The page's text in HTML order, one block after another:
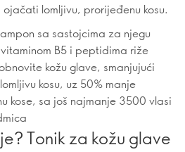
lomljivu, prorijeđenu kosu.
sa sastojcima za njegu
B5 i peptidima riže
kožu glave, smanjujući
kosu, uz 50% manje
kose, sa još najmanje 3500 vlasi
Tonik za kožu glave